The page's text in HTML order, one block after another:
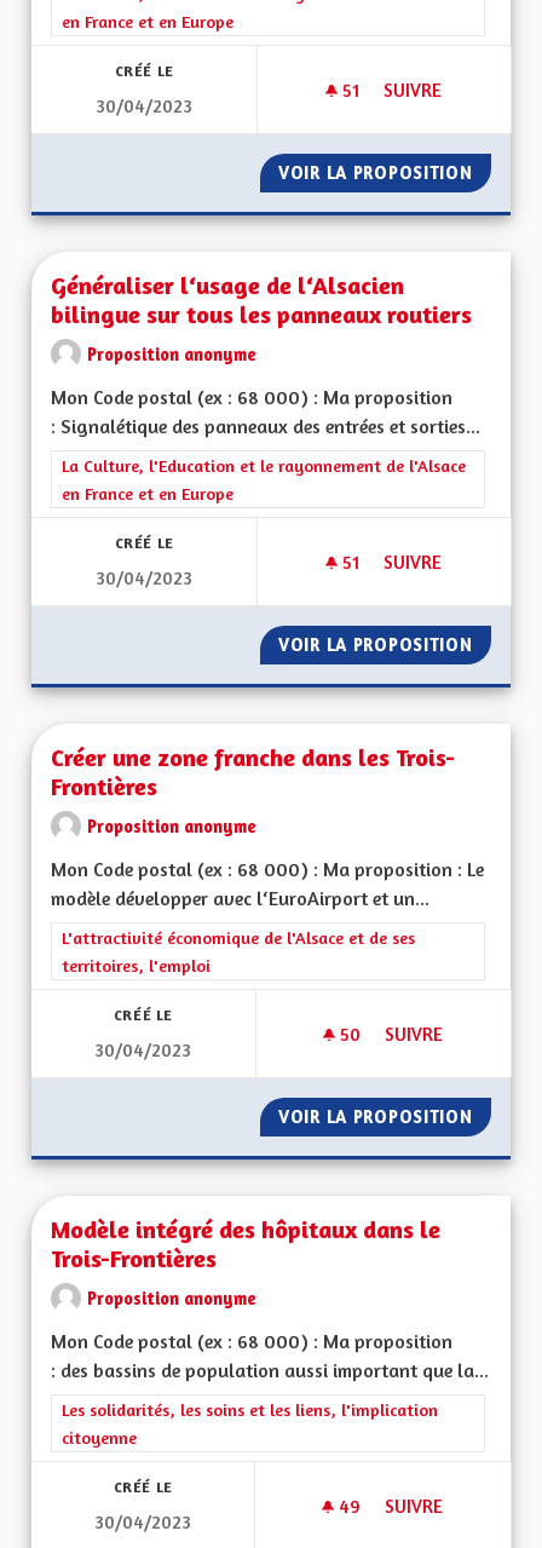
en France et en Europe
CRÉÉ LE
30/04/2023
51 51 ABONNÉS
SUIVRE
VOIR LA PROPOSITION ROTT
Généraliser l‘usage de l‘Alsacien
bilingue sur tous les panneaux routiers
Proposition anonyme
Mon Code postal (ex : 68 000) : Ma proposition
: Signalétique des panneaux des entrées et sorties...
Filtrer les résultats de la catégorie : La Culture, l'Education et
La Culture, l'Education et le rayonnement de l'Alsace
en France et en Europe
CRÉÉ LE
30/04/2023
51 51 ABONNÉS
SUIVRE
VOIR LA PROPOSITION
Créer une zone franche dans les Trois-
Frontières
Proposition anonyme
Mon Code postal (ex : 68 000) : Ma proposition : Le
modèle développer avec l‘EuroAirport et un...
Filtrer les résultats de la catégorie : L'attractivité
L'attractivité économique de l'Alsace et de ses
territoires, l'emploi
CRÉÉ LE
30/04/2023
50 50 ABONNÉS
SUIVRE
VOIR LA PROPOSITION
Modèle intégré des hôpitaux dans le
Trois-Frontières
Proposition anonyme
Mon Code postal (ex : 68 000) : Ma proposition
: des bassins de population aussi important que la...
Filtrer les résultats de la catégorie : Les solidarités, les soins
Les solidarités, les soins et les liens, l'implication
citoyenne
CRÉÉ LE
30/04/2023
49 49 ABONNÉS
SUIVRE